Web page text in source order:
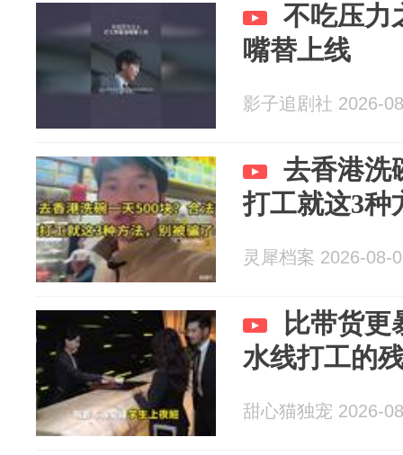
不吃压力
嘴替上线
影子追剧社 2026-
去香港洗
打工就这3种
灵犀档案 2026-08-
比带货更
水线打工的
甜心猫独宠 2026-